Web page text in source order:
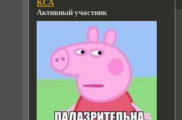
КСА
Активный участник